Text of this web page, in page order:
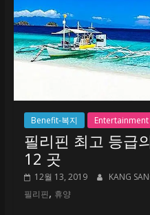
Benefit-복지 Entertainment
필리핀 최고 등급
12 곳
12월 13, 2019 KANG
필리핀, 휴양